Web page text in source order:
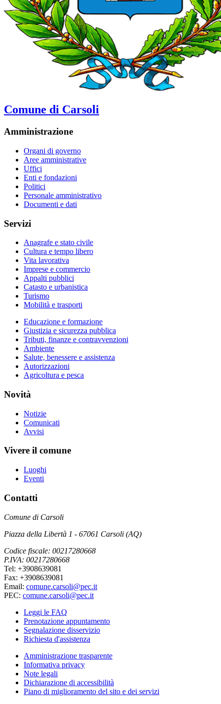
Comune di Carsoli
Amministrazione
Organi di governo
Aree amministrative
Uffici
Enti e fondazioni
Politici
Personale amministrativo
Documenti e dati
Servizi
Anagrafe e stato civile
Cultura e tempo libero
Vita lavorativa
Imprese e commercio
Appalti pubblici
Catasto e urbanistica
Turismo
Mobilità e trasporti
Educazione e formazione
Giustizia e sicurezza pubblica
Tributi, finanze e contravvenzioni
Ambiente
Salute, benessere e assistenza
Autorizzazioni
Agricoltura e pesca
Novità
Notizie
Comunicati
Avvisi
Vivere il comune
Luoghi
Eventi
Contatti
Comune di Carsoli
Piazza della Libertà 1 - 67061 Carsoli (AQ)
Codice fiscale: 00217280668
P.IVA: 00217280668
Tel: +3908639081
Fax: +3908639081
Email: comune.carsoli@pec.it
PEC: comune.carsoli@pec.it
Leggi le FAQ
Prenotazione appuntamento
Segnalazione disservizio
Richiesta d'assistenza
Amministrazione trasparente
Informativa privacy
Note legali
Dichiarazione di accessibilità
Piano di miglioramento del sito e dei servizi